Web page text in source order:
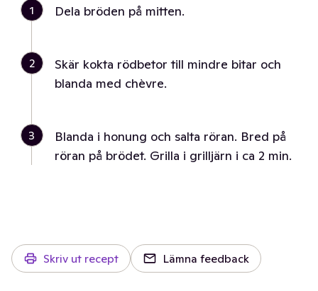
1 Dela bröden på mitten.
2
Skär kokta rödbetor till mindre bitar och
blanda med chèvre.
3
Blanda i honung och salta röran. Bred på
röran på brödet. Grilla i grilljärn i ca 2 min.
Skriv ut recept Lämna feedback